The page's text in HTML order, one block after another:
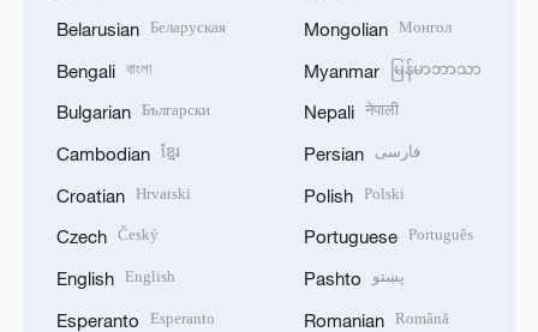
Belarusian Беларуская
Bengali বাংলা
Bulgarian Български
Cambodian ខ្មែរ
Croatian Hrvatski
Czech Český
English English
Esperanto Esperanto
Mongolian Монгол
Myanmar မြန်မာဘာသာ
Nepali नेपाली
Persian فارسی
Polish Polski
Portuguese Português
Pashto پښتو
Romanian Română